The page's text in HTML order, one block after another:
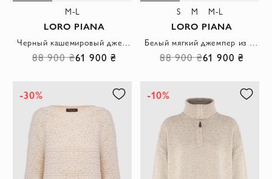
M-L
LORO PIANA
88 900 ₴61 900 ₴
S M M-L
LORO PIANA
88 900 ₴61 900 ₴
-30% -10%